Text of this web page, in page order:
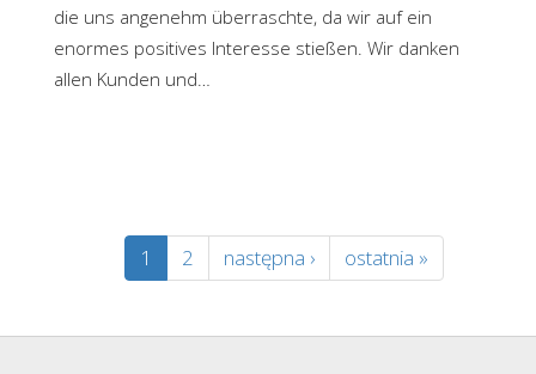
die uns angenehm überraschte, da wir auf ein
enormes positives Interesse stießen. Wir danken
allen Kunden und…
1 2 następna › ostatnia »